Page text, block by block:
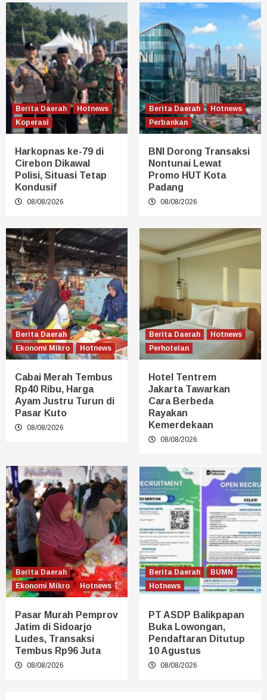
Berita Daerah
Hotnews
Koperasi
Harkopnas ke-79 di
Cirebon Dikawal
Polisi, Situasi Tetap
Kondusif
08/08/2026
Berita Daerah
Hotnews
Perbankan
BNI Dorong Transaksi
Nontunai Lewat
Promo HUT Kota
Padang
08/08/2026
Berita Daerah
Ekonomi Mikro
Hotnews
Cabai Merah Tembus
Rp40 Ribu, Harga
Ayam Justru Turun di
Pasar Kuto
08/08/2026
Berita Daerah
Hotnews
Perhotelan
Hotel Tentrem
Jakarta Tawarkan
Cara Berbeda
Rayakan
Kemerdekaan
08/08/2026
Berita Daerah
Ekonomi Mikro
Hotnews
Pasar Murah Pemprov
Jatim di Sidoarjo
Ludes, Transaksi
Tembus Rp96 Juta
08/08/2026
Berita Daerah
BUMN
Hotnews
PT ASDP Balikpapan
Buka Lowongan,
Pendaftaran Ditutup
10 Agustus
08/08/2026